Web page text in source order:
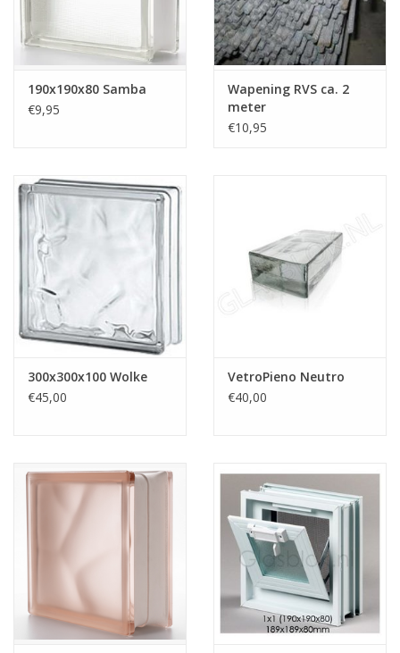
190x190x80 Samba
€9,95
Wapening RVS ca. 2
meter
€10,95
300x300x100 Wolke
€45,00
VetroPieno Neutro
€40,00